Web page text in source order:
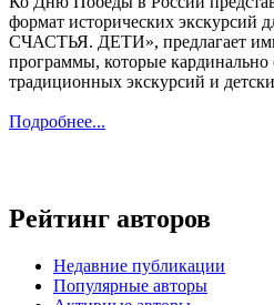
формат исторических экскурсий
СЧАСТЬЯ. ДЕТИ», предлагает
программы, которые кардинально
традиционных экскурсий и
Подробнее...
Рейтинг авторов
Недавние публикации
Популярные авторы